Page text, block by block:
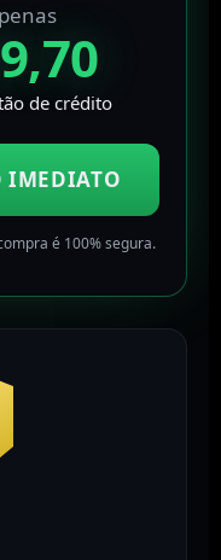
de crédito
IMEDIATO
é 100% segura.